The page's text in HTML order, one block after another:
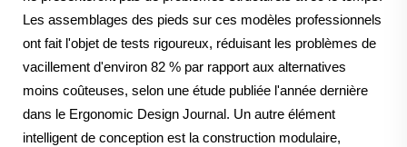
Les assemblages des pieds sur ces modèles professionnels
ont fait l'objet de tests rigoureux, réduisant les problèmes de
vacillement d'environ 82 % par rapport aux alternatives
moins coûteuses, selon une étude publiée l'année dernière
dans le Ergonomic Design Journal. Un autre élément
intelligent de conception est la construction modulaire,